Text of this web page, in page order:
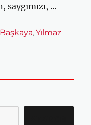
…
,Yılmaz